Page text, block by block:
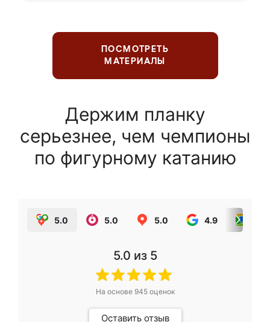
ПОСМОТРЕТЬ
МАТЕРИАЛЫ
Держим планку
серьезнее, чем чемпионы
по фигурному катанию
5.0 5.0 5.0 4.9
5.0 из 5
На основе 945оценок
Оставить отзыв